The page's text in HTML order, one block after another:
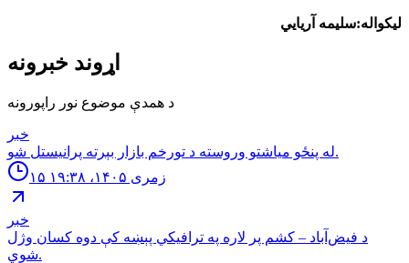
لیکواله:سلیمه آریایي
اړوند خبرونه
د همدې موضوع نور راپورونه
خبر
له پنځو مياشتو وروسته د تورخم بازار بېرته پرانيستل شو.
۱۵ زمری ۱۴۰۵، ۱۹:۳۸
خبر
د فیض‌آباد – کشم پر لاره په ترافیکي پېښه کې دوه کسان وژل
شوي.